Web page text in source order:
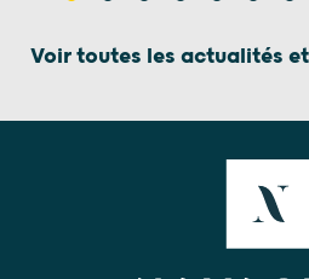
Voir toutes les actualités